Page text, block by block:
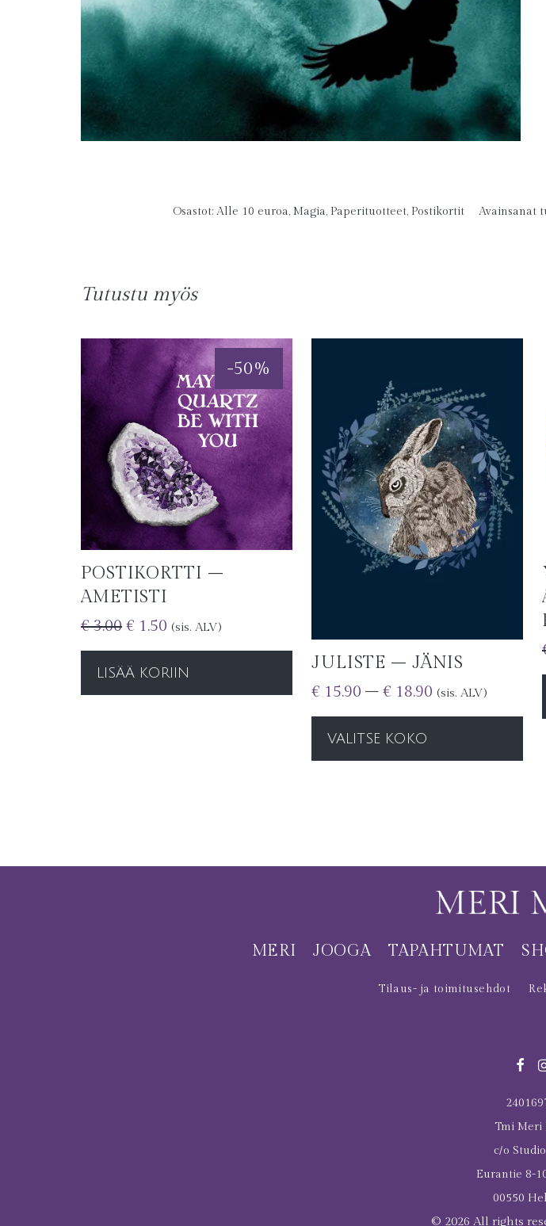
Osastot: Alle 10 euroa, Magia, Paperituotteet, Postikortit Avainsanat
Tutustu myös
-50%
POSTIKORTTI –
AMETISTI
€3.00 € 1.50 (sis. ALV)
LISÄÄ KORIIN
JULISTE – JÄNIS
€ 15.90 – € 18.90 (sis. ALV)
VALITSE KOKO
MERI JOOGA TAPAHTUMAT
Tilaus- ja toimitusehdot
Tmi Meri
c/o
Eurantie 8-
00550
© 2026 All rights